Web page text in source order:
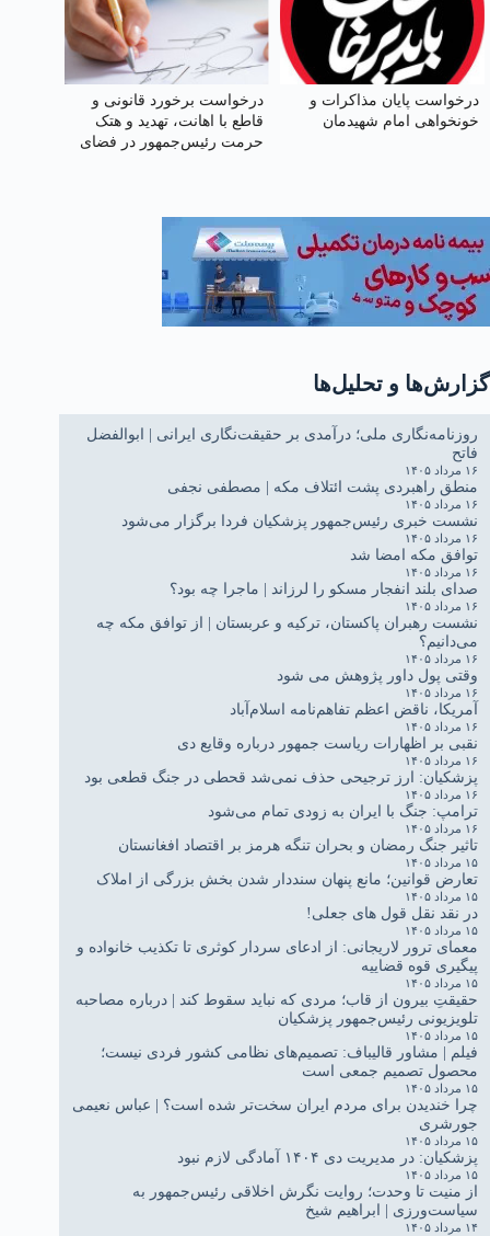
درخواست پایان مذاکرات و
خونخواهی امام شهیدمان
درخواست برخورد قانونی و
قاطع با اهانت، تهدید و هتک
حرمت رئیس‌جمهور در فضای
گزارش‌ها و تحلیل‌ها
روزنامه‌نگاری ملی؛ درآمدی بر حقیقت‌نگاری ایرانی | ابوالفضل
فاتح
۱۶ مرداد ۱۴۰۵
منطق راهبردی پشت ائتلاف مکه | مصطفی نجفی
۱۶ مرداد ۱۴۰۵
نشست خبری رئیس‌جمهور پزشکیان فردا برگزار می‌شود
۱۶ مرداد ۱۴۰۵
توافق مکه امضا شد
۱۶ مرداد ۱۴۰۵
صدای بلند انفجار مسکو را لرزاند | ماجرا چه بود؟
۱۶ مرداد ۱۴۰۵
نشست رهبران پاکستان، ترکیه و عربستان | از توافق مکه چه
می‌دانیم؟
۱۶ مرداد ۱۴۰۵
وقتی پول داور پژوهش می شود
۱۶ مرداد ۱۴۰۵
آمریکا، ناقض اعظم تفاهم‌نامه اسلام‌آباد
۱۶ مرداد ۱۴۰۵
نقبی بر اظهارات ریاست جمهور درباره وقایع دی
۱۶ مرداد ۱۴۰۵
پزشکیان: ارز ترجیحی حذف نمی‌شد قحطی در جنگ قطعی بود
۱۶ مرداد ۱۴۰۵
ترامپ: جنگ با ایران به زودی تمام می‌شود
۱۶ مرداد ۱۴۰۵
تاثیر جنگ رمضان و بحران تنگه هرمز بر اقتصاد افغانستان
۱۵ مرداد ۱۴۰۵
تعارض قوانین؛ مانع پنهان سنددار شدن بخش بزرگی از املاک
۱۵ مرداد ۱۴۰۵
در نقد نقل قول های جعلی!
۱۵ مرداد ۱۴۰۵
معمای ترور لاریجانی: از ادعای سردار کوثری تا تکذیب خانواده و
پیگیری قوه قضاییه
۱۵ مرداد ۱۴۰۵
حقیقتِ بیرون از قاب؛ مردی که نباید سقوط کند | درباره مصاحبه
تلویزیونی رئیس‌جمهور پزشکیان
۱۵ مرداد ۱۴۰۵
فیلم | مشاور قالیباف: تصمیم‌های نظامی کشور فردی نیست؛
محصول تصمیم جمعی است
۱۵ مرداد ۱۴۰۵
چرا خندیدن برای مردم ایران سخت‌تر شده است؟ | عباس نعیمی
جورشری
۱۵ مرداد ۱۴۰۵
پزشکیان: در مدیریت دی ۱۴۰۴ آمادگی لازم نبود
۱۵ مرداد ۱۴۰۵
از منیت تا وحدت؛ روایت نگرش اخلاقی رئیس‌جمهور به
سیاست‌ورزی | ابراهیم شیخ
۱۴ مرداد ۱۴۰۵